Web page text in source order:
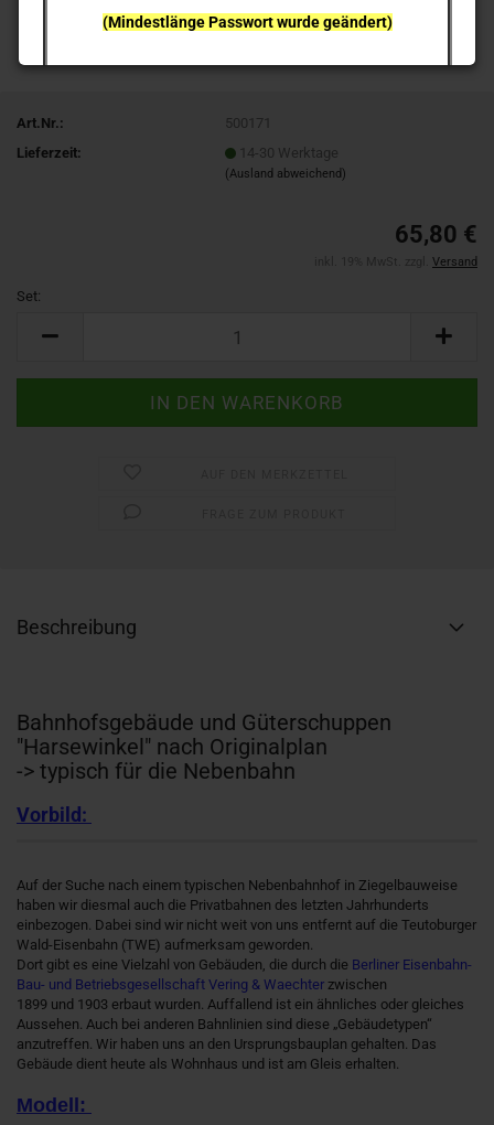
(Mindestlänge Passwort wurde geändert)
vorab reservieren;
Ich melde mich bei Erscheinen
Art.Nr.:
500171
Lieferzeit:
14-30 Werktage
(Ausland abweichend)
65,80 €
Versand
Set:
Beschreibung
Bahnhofsgebäude und Güterschuppen
"Harsewinkel" nach Originalplan
-> typisch für die Nebenbahn
Vorbild:
Auf der Suche nach einem typischen Nebenbahnhof in Ziegelbauweise
haben wir diesmal auch die Privatbahnen des letzten Jahrhunderts
einbezogen. Dabei sind wir nicht weit von uns entfernt auf die Teutoburger
Wald-Eisenbahn (TWE) aufmerksam geworden.
Dort gibt es eine Vielzahl von Gebäuden, die durch die Berliner Eisenbahn-
Bau- und Betriebsgesellschaft Vering & Waechter zwischen
1899 und 1903 erbaut wurden. Auffallend ist ein ähnliches oder gleiches
Aussehen. Auch bei anderen Bahnlinien sind diese „Gebäudetypen“
anzutreffen. Wir haben uns an den Ursprungsbauplan gehalten. Das
Gebäude dient heute als Wohnhaus und ist am Gleis erhalten.
Modell: